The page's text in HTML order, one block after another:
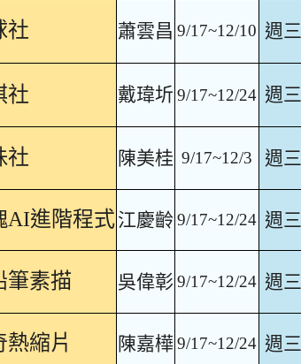
社 蕭雲昌 9/17~12/10 週三
社 戴瑋圻 9/17~12/24 週三
社 陳美桂 9/17~12/3 週三
AI進階程式江慶齡 9/17~12/24 週三
筆素描 吳偉彰 9/17~12/24 週三
熱縮片 陳嘉樺 9/17~12/24 週三